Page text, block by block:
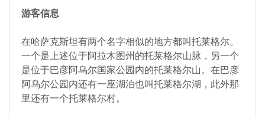
游客信息
在哈萨克斯坦有两个名字相似的地方都叫托莱格尔。
一个是上述位于阿拉木图州的托莱格尔山脉，另一个
是位于巴彦阿乌尔国家公园内的托莱格尔山。在巴彦
阿乌尔公园内还有一座湖泊也叫托莱格尔湖，此外那
里还有一个托莱格尔村。